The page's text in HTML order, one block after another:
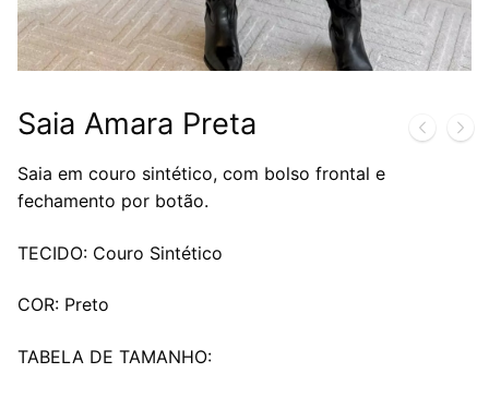
Saia Amara Preta
Saia em couro sintético, com bolso frontal e
fechamento por botão.
TECIDO: Couro Sintético
COR: Preto
TABELA DE TAMANHO: